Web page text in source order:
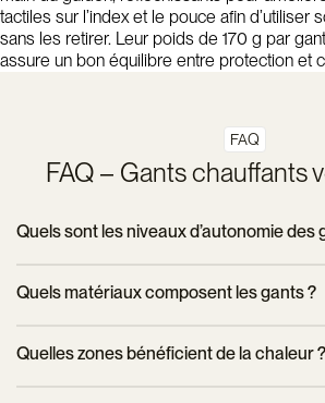
tactiles sur l’index et le pouce afin d’utiliser
sans les retirer. Leur poids de 170 g par
assure un bon équilibre entre protection et
FAQ
FAQ – Gants chauffants
Quels sont les niveaux d’autonomie des
intensité moyenne, elle est de 3 à 4
Quels matériaux composent les gants ?
et dotée d’éléments réfléchissants. Leur
Quelles zones bénéficient de la chaleur ?